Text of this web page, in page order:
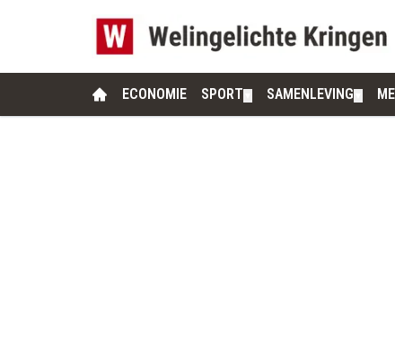
ECONOMIE SPORT SAMENLEVING